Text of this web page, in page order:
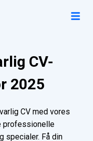
CV-
2025
CV med vores
professionelle
specialer. Få din